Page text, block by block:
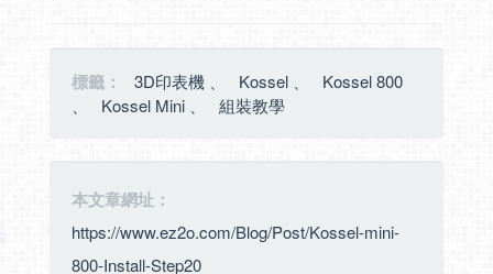
標籤： 3D印表機 Kossel
Kossel 800
Kossel Mini 組裝教學
本文章網址：
https://www.ez2o.com/Blog/Post/Kossel-mini-
800-Install-Step20